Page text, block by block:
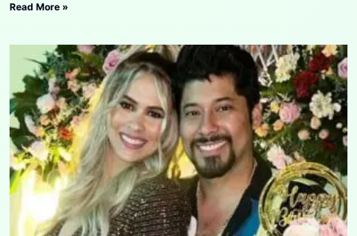
Read More »